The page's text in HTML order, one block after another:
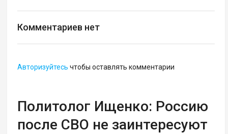
Комментариев нет
Авторизуйтесь чтобы оставлять комментарии
Политолог Ищенко: Россию
после СВО не заинтересуют